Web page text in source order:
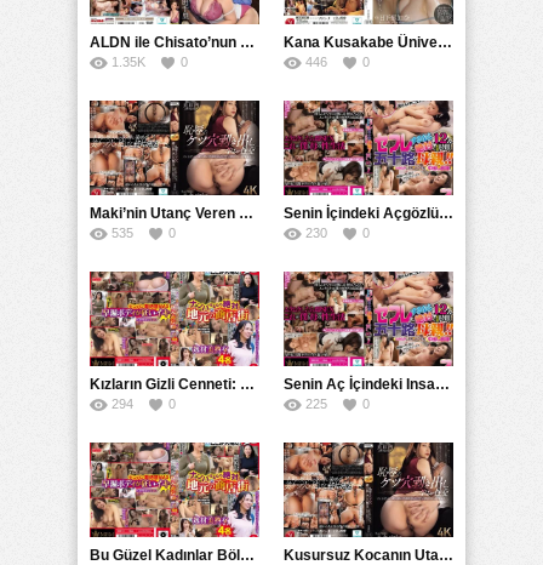
ALDN ile Chisato’nun Sır Ganışık Günleri ve Kızları
1.35K 0
Kana Kusakabe Üniversitesinden Swooshed Away Olan Kadın, Sweet Whispers ile Evlendi
446 0
Maki’nin Utanç Veren Kocası Hiçbir Zaman Açığa Çıkmayan Hojo Deliğindeki Utançlı Sırrı
535 0
Senin İçindeki Açgözlü Arkadaşın: İnsanlar Her Zaman Seninle Carnal SaatLERini Yaşar.
230 0
Kızların Gizli Cenneti: Bu Local MBMP’yi Keşfetmeyi Seçerseniz Mutlaka Değer!
294 0
Senin Aç İçindeki Insanlarla Birlikte Giden Saatlerde Ananın Sana Kesinlikle Arkadaşındır
225 0
Bu Güzel Kadınlar Bölgesi’nde Saklı Mücevherleri Keşfetmeniz Mümkün Kusursuz Kocanın Utanç Vermeyen Eşi Hiçbir Zaman Açığa Çıkmamıştır.